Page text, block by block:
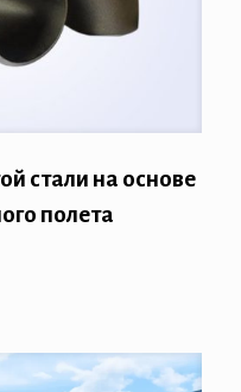
стали на основе
полета